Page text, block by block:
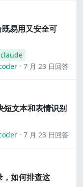
易用又安全可
claude
7 月 23 日回答
短文本和表情识别
7 月 23 日回答
，如何排查这